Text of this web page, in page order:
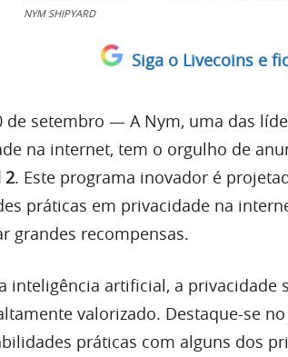
NYM SHIPYARD
Siga o Livecoins e
de setembro — A Nym, uma das
na internet, tem o orgulho de
2. Este programa inovador é
práticas em privacidade na
grandes recompensas.
inteligência artificial, a privacidade
valorizado. Destaque-se
práticas com alguns dos